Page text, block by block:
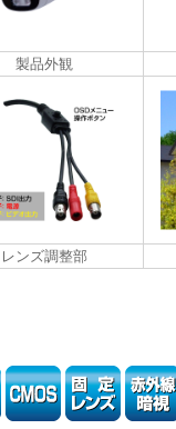
製品外観
レンズ調整部